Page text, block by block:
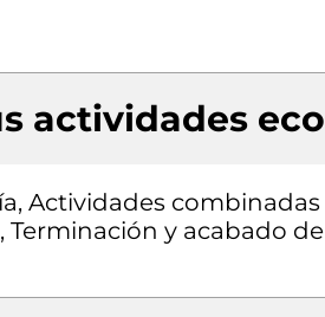
actividades
Actividades
y acabado